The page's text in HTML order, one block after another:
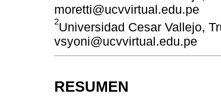
moretti@ucvvirtual.edu.pe
2Universidad Cesar Vallejo,
vsyoni@ucvvirtual.edu.pe
RESUMEN